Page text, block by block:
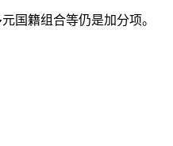
国籍组合等仍是加分项。